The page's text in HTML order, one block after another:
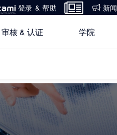
登录 & 帮助 新闻
审核 & 认证 学院